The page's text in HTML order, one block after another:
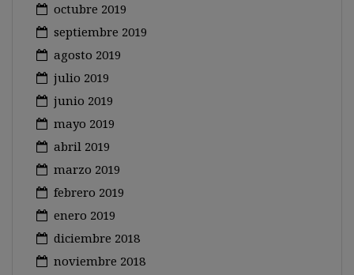
octubre 2019
septiembre 2019
agosto 2019
julio 2019
junio 2019
mayo 2019
abril 2019
marzo 2019
febrero 2019
enero 2019
diciembre 2018
noviembre 2018